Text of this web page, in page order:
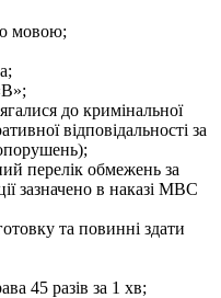
мовою;
до кримінальної
відповідальності за
перелік обмежень за
зазначено в наказі МВС
та повинні здати
45 разів за 1 хв;